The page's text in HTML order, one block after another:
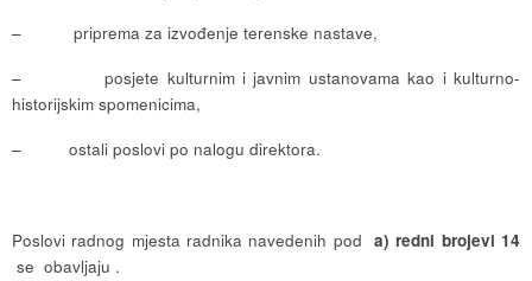
– priprema za izvođenje terenske nastave,
– posjete kulturnim i javnim ustanovama kao i kulturno-
historijskim spomenicima,
– ostali poslovi po nalogu direktora.
Poslovi radnog mjesta radnika navedenih poda) redni brojevi 14
se obavljaju .